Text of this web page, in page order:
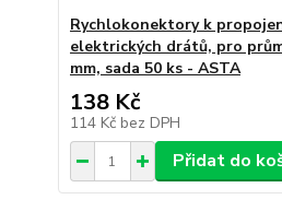
Rychlokonektory k
elektrických drátů, pro
mm, sada 50 ks - ASTA
138 Kč
114 Kč bez DPH
Přidat do